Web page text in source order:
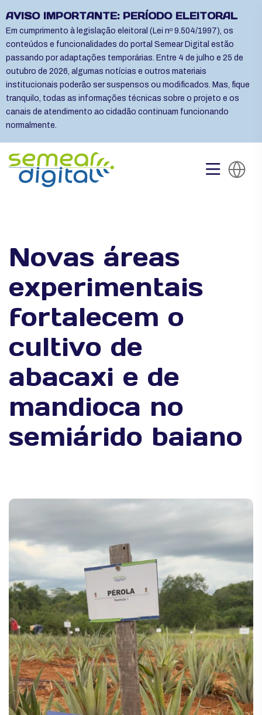
AVISO IMPORTANTE: PERÍODO ELEITORAL
Em cumprimento à legislação eleitoral (Lei nº 9.504/1997), os
conteúdos e funcionalidades do portal Semear Digital estão
passando por adaptações temporárias. Entre 4 de julho e 25 de
outubro de 2026, algumas notícias e outros materiais
institucionais poderão ser suspensos ou modificados. Mas, fique
tranquilo, todas as informações técnicas sobre o projeto e os
canais de atendimento ao cidadão continuam funcionando
normalmente.
Novas áreas
experimentais
fortalecem o
cultivo de
abacaxi e de
mandioca no
semiárido baiano